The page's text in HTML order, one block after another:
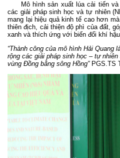
Mô hình sản xuất lúa cải tiến và
các giải pháp sinh học và tự nhiên
mang lại hiệu quả kinh tế cao hơn
thiên địch, cải thiện độ phì của đất,
xanh và thích ứng với biến đổi khí
“Thành công của mô hình Hải Quang
rộng các giải pháp sinh học – tự
vùng Đồng bằng sông Hồng”PGS.TS